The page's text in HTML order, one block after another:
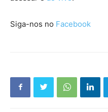
Siga-nos no Facebook